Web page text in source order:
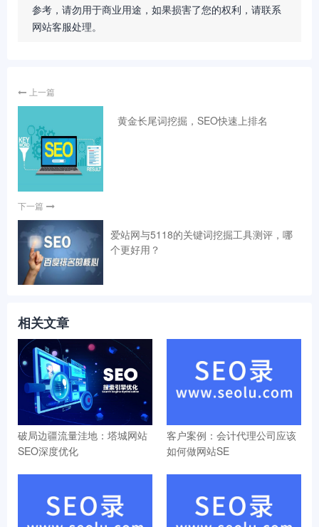
参考，请勿用于商业用途，如果损害了您的权利，请联系
网站客服处理。
上一篇
黄金长尾词挖掘，SEO快速上排名
下一篇
爱站网与5118的关键词挖掘工具测评，哪
个更好用？
相关文章
破局边疆流量洼地：塔城网站
SEO深度优化
客户案例：会计代理公司应该
如何做网站SE